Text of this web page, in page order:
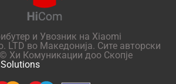
и Увозник на Xiaomi
LTD во Македонија. Сите авторски
Хи Комуникации доо Скопје